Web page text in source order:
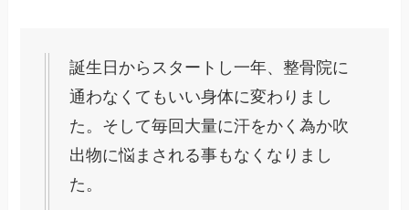
誕生日からスタートし一年、整骨院に
通わなくてもいい身体に変わりまし
た。そして毎回大量に汗をかく為か吹
出物に悩まされる事もなくなりまし
た。